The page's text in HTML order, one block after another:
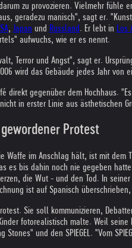
zu provozieren. Vielmehr fühle
geradezu manisch", sagt er.
, Japan und Russland. Er lebt in
aufwuchs, wie er es nennt.
Terror und Angst", sagt er.
wird das Gebäude jedes Jahr
direkt gegenüber dem Hochhaus.
in erster Linie aus ästhetischen
Protest
Waffe im Anschlag hält, ist mit
es bis dahin noch nie gegeben
die Wut - und den Tod. In
ist auf Spanisch
Sie soll kommunizieren,
fotorealistisch malte. Weil
Stones" und den SPIEGEL. "Vom